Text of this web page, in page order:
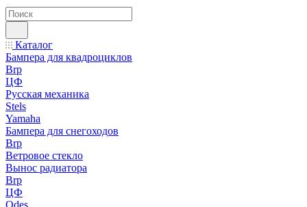
Каталог
Бампера для квадроциклов
Brp
ЦФ
Русская механика
Stels
Yamaha
Бампера для снегоходов
Brp
Ветровое стекло
Вынос радиатора
Brp
ЦФ
Odes